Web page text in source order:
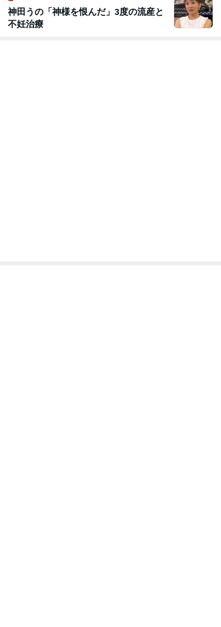
神田うの「神様を恨んだ」3度の流産と
不妊治療